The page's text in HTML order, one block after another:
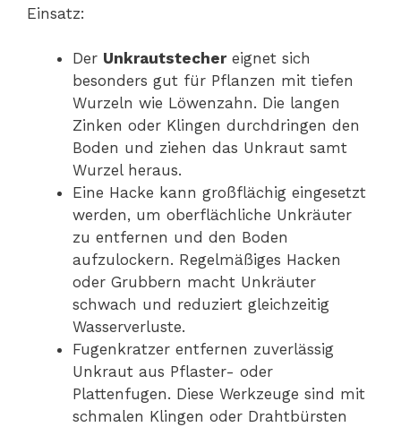
Einsatz:
Der Unkrautstechereignet sich
besonders gut für Pflanzen mit tiefen
Wurzeln wie Löwenzahn. Die langen
Zinken oder Klingen durchdringen den
Boden und ziehen das Unkraut samt
Wurzel heraus.
Eine Hacke kann großflächig eingesetzt
werden, um oberflächliche Unkräuter
zu entfernen und den Boden
aufzulockern. Regelmäßiges Hacken
oder Grubbern macht Unkräuter
schwach und reduziert gleichzeitig
Wasserverluste.
Fugenkratzer entfernen zuverlässig
Unkraut aus Pflaster- oder
Plattenfugen. Diese Werkzeuge sind mit
schmalen Klingen oder Drahtbürsten